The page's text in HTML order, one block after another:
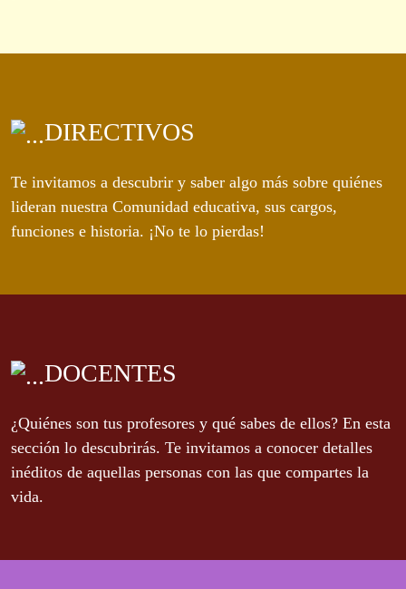
DIRECTIVOS
Te invitamos a descubrir y saber algo más sobre quiénes
lideran nuestra Comunidad educativa, sus cargos,
funciones e historia. ¡No te lo pierdas!
DOCENTES
¿Quiénes son tus profesores y qué sabes de ellos? En esta
sección lo descubrirás. Te invitamos a conocer detalles
inéditos de aquellas personas con las que compartes la
vida.